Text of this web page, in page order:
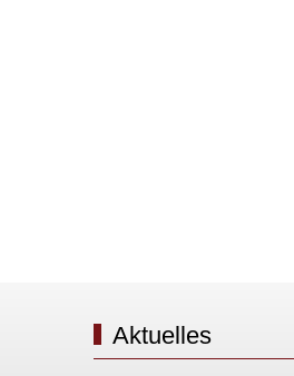
Aktuelles